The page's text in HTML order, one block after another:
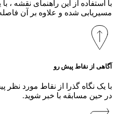
با استفاده از این راهنمای نقشه ،
مسیریابی شده و علاوه بر آن فاصله
آگاهی از نقاط پیش رو
با یک نگاه گذرا از نقاط مورد نظر
در حین مسابقه با خبر شوید.